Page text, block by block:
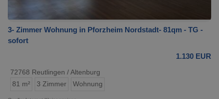
3- Zimmer Wohnung in Pforzheim Nordstadt- 81qm - TG -
sofort
1.130 EUR
72768 Reutlingen / Altenburg
81 m²
3 Zimmer Wohnung